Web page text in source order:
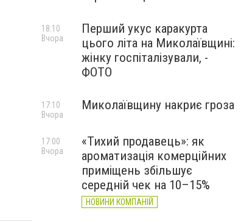
Перший укус каракурта
цього літа на Миколаївщині:
жінку госпіталізували, -
ФОТО
18:10
Вчора
Миколаївщину накриє гроза
17:10
Вчора
«Тихий продавець»: як
ароматизація комерційних
приміщень збільшує
середній чек на 10–15%
НОВИНИ КОМПАНІЙ
17:00
Вчора